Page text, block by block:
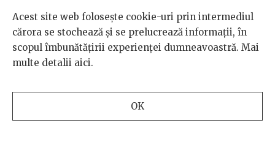
© 2026 BRD Groupe Société Générale, toate drepturile rezervate.
Scena 9 este un proiect sustinut deBRD GROUPE SOCIÉTÉ
GÉNÉRALE.
byINTERKORP
Acest site web folosește cookie-uri prin intermediul
cărora se stochează și se prelucrează informații, în
scopul îmbunătățirii experienței dumneavoastră. Mai
multe detalii aici.
OK